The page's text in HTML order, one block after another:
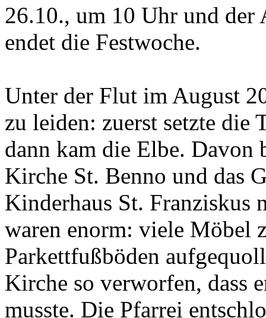
26.10., um 10 Uhr und der
endet die Festwoche.
Unter der Flut im August
zu leiden: zuerst setzte die
dann kam die Elbe. Davon
Kirche St. Benno und das
Kinderhaus St. Franziskus
waren enorm: viele Möbel
Parkettfußböden
Kirche so verworfen, dass
musste. Die Pfarrei